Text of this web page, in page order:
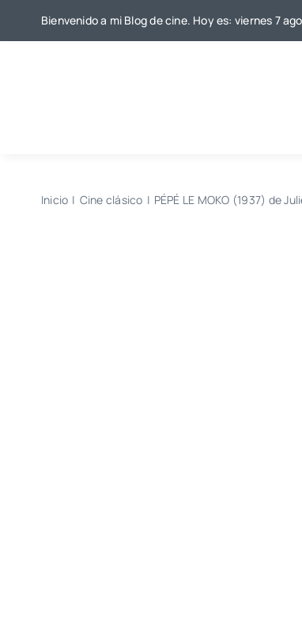
Bienvenido a mi Blog de cine. Hoy es: viernes 7
Inicio Cine clásico PÉPÉ LE MOKO (1937) de